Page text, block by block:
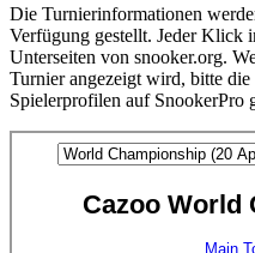
Die Turnierinformationen
Verfügung gestellt. Jeder Klick
Unterseiten von snooker.org.
Turnier angezeigt wird, bitte die
Spielerprofilen auf SnookerPro